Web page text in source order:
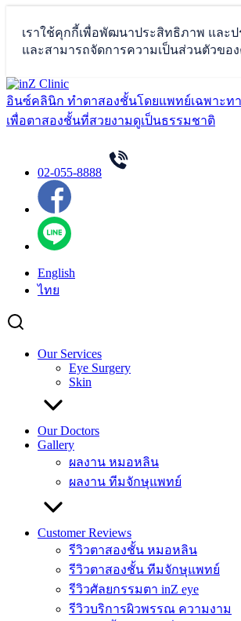
Skip
to
content
อินซ์คลินิก ทำตาสองชั้นโดยแพทย์เฉพาะท
เพื่อตาสองชั้นที่สวยงามดูเป็นธรรมชาติ
02-055-8888
English
ไทย
Our Services
Eye Surgery
Skin
Our Doctors
Gallery
ผลงาน หมอหลิน
ผลงาน ทีมจักษุแพทย์
Customer Reviews
รีวิวตาสองชั้น หมอหลิน
รีวิวตาสองชั้น ทีมจักษุแพทย์
รีวิวศัลยกรรมตา inZ eye
รีวิวบริการผิวพรรณ ความงาม